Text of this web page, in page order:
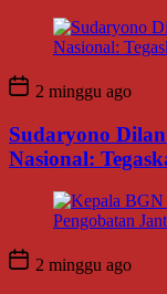
2 minggu ago
Sudaryono
Nasional:
2 minggu ago